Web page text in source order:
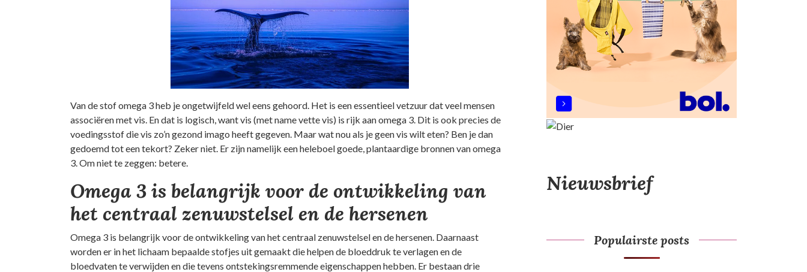
Van de stof omega 3 heb je ongetwijfeld wel eens gehoord. Het is een essentieel vetzuur dat veel mensen
associëren met vis. En dat is logisch, want vis (met name vette vis) is rijk aan omega 3. Dit is ook precies de
voedingsstof die vis zo’n gezond imago heeft gegeven. Maar wat nou als je geen vis wilt eten? Ben je dan
gedoemd tot een tekort? Zeker niet. Er zijn namelijk een heleboel goede, plantaardige bronnen van omega
3. Om niet te zeggen: betere.
Omega 3 is belangrijk voor de ontwikkeling van
het centraal zenuwstelsel en de hersenen
Omega 3 is belangrijk voor de ontwikkeling van het centraal zenuwstelsel en de hersenen. Daarnaast
worden er in het lichaam bepaalde stofjes uit gemaakt die helpen de bloeddruk te verlagen en de
bloedvaten te verwijden en die tevens ontstekingsremmende eigenschappen hebben. Er bestaan drie
Nieuwsbrief
Populairste posts